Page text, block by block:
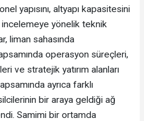
yapısını, altyapı kapasitesini
yönelik teknik
liman sahasında
operasyon süreçleri,
ve stratejik yatırım alanları
ayrıca farklı
bir araya geldiği ağ
Samimi bir ortamda